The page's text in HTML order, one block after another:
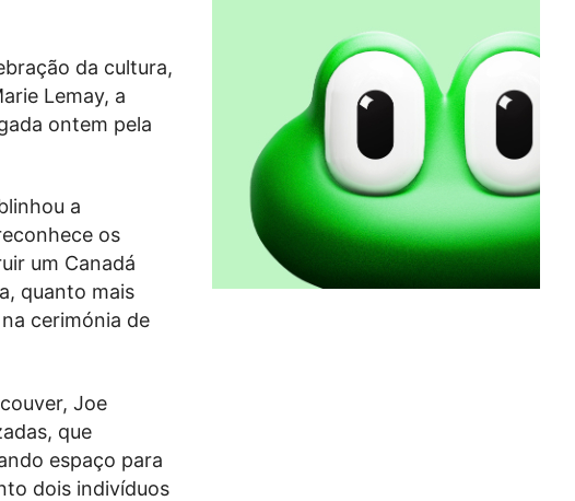
da cultura,
Lemay, a
ontem pela
a
os
um Canadá
quanto mais
cerimónia de
Joe
que
espaço para
dois indivíduos